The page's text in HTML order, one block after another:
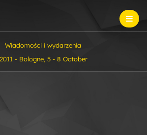
Wiadomości i wydarzenia
- Bologne, 5 - 8 October